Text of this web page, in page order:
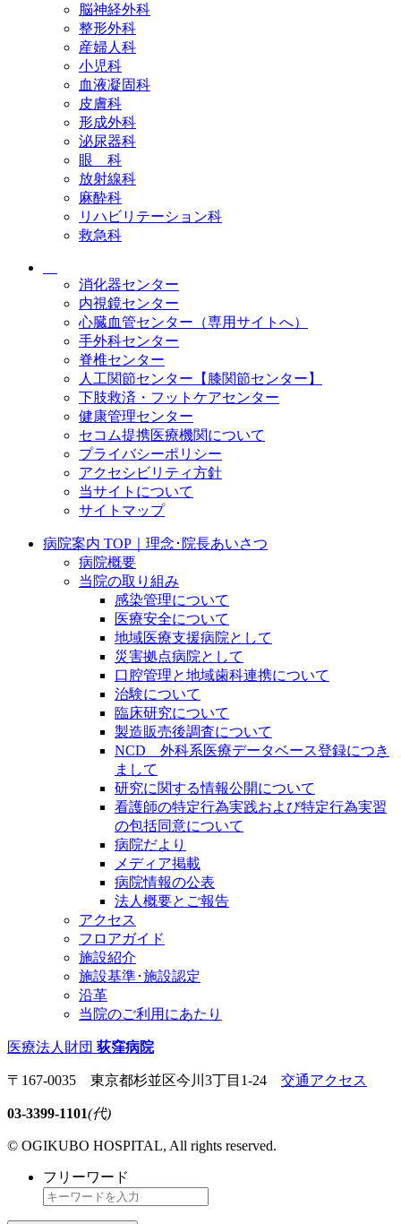
脳神経外科
整形外科
産婦人科
小児科
血液凝固科
皮膚科
形成外科
泌尿器科
眼 科
放射線科
麻酔科
リハビリテーション科
救急科
消化器センター
内視鏡センター
心臓血管センター（専用サイトへ）
手外科センター
脊椎センター
人工関節センター【膝関節センター】
下肢救済・フットケアセンター
健康管理センター
セコム提携医療機関について
プライバシーポリシー
アクセシビリティ方針
当サイトについて
サイトマップ
病院案内 TOP｜理念･院長あいさつ
病院概要
当院の取り組み
感染管理について
医療安全について
地域医療支援病院として
災害拠点病院として
口腔管理と地域歯科連携について
治験について
臨床研究について
製造販売後調査について
NCD 外科系医療データベース登録につき
まして
研究に関する情報公開について
看護師の特定行為実践および特定行為実習
の包括同意について
病院だより
メディア掲載
病院情報の公表
法人概要とご報告
アクセス
フロアガイド
施設紹介
施設基準･施設認定
沿革
当院のご利用にあたり
医療法人財団 荻窪病院
〒167-0035 東京都杉並区今川3丁目1-24 交通アクセス
03-3399-1101(代)
© OGIKUBO HOSPITAL, All rights reserved.
フリーワード